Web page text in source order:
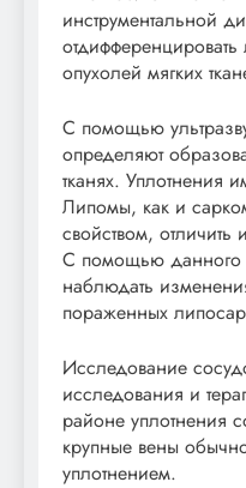
инструментальной
опухолей мягких
С помощью
определяют
тканях. Уплотнения
Липомы, как и
свойством,
С помощью данного
наблюдать
пораженных
Исследование
исследования и
районе уплотнения
крупные вены
уплотнением.